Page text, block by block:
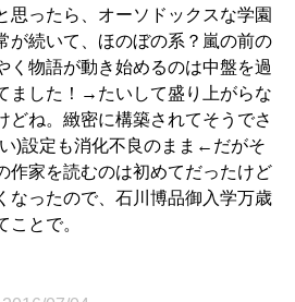
ったら、オーソドックスな学園
が続いて、ほのぼの系？嵐の前の
く物語が動き始めるのは中盤を過
ました！→たいして盛り上がらな
どね。緻密に構築されてそうでさ
)設定も消化不良のまま←だがそ
作家を読むのは初めてだったけど
なったので、石川博品御入学万歳
ことで。